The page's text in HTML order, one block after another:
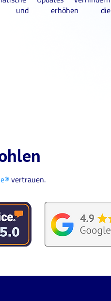
und erhöhen die
vertrauen.